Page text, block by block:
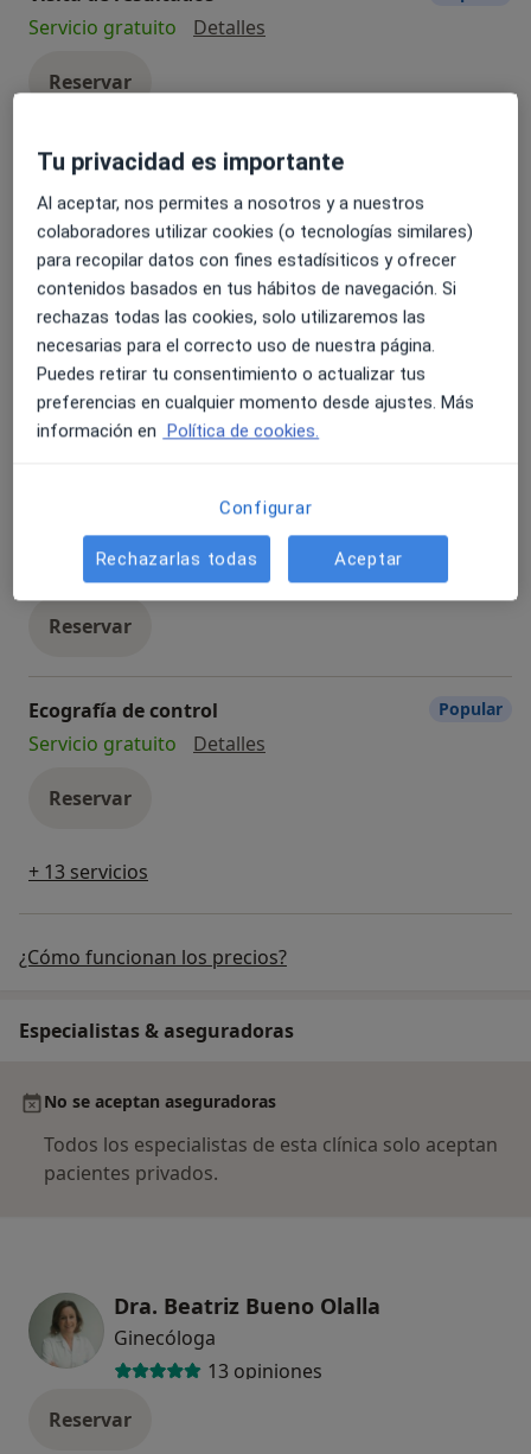
Servicio gratuito
Detalles
Reservar
Primera consulta de fertilidad y
reproducción asistida
Desde 155 €
DetallesPrimera consulta de fertilidad y
Reservar
Visita Ginecología y Obstetricia
Desde 180 €
DetallesVisita Ginecología y Obstetricia
Ecografía
Servicio gratuito
Detalles Ecografía
Reservar
Popular
Ecografía de control
Servicio gratuito
Detalles
Reservar
Popular
+ 13 servicios
¿Cómo funcionan los precios?
Especialistas & aseguradoras
No se aceptan aseguradoras
Todos los especialistas de esta clínica solo aceptan
pacientes privados.
Dra. Beatriz Bueno Olalla
Ginecóloga
13 opiniones
Reservar
Tu privacidad es importante
Al aceptar, nos permites a nosotros y a nuestros
colaboradores utilizar cookies (o tecnologías similares)
para recopilar datos con fines estadísiticos y ofrecer
contenidos basados en tus hábitos de navegación. Si
rechazas todas las cookies, solo utilizaremos las
necesarias para el correcto uso de nuestra página.
Puedes retirar tu consentimiento o actualizar tus
preferencias en cualquier momento desde ajustes. Más
información en Política de cookies.
Configurar
Rechazarlas todas Aceptar